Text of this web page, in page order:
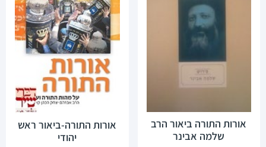
אורות התורה ביאור הרב
שלמה אבינר
אורות התורה-ביאור ראש
יהודי